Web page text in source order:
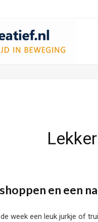
en een
week een leuk jurkje of